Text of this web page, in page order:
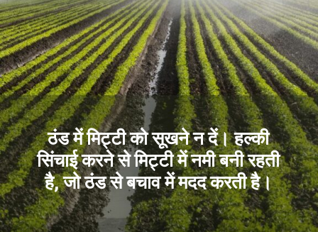
ठंड में मिट्टी को सूखने न दें। हल्की
सिंचाई करने से मिट्टी में नमी बनी रहती
है, जो ठंड से बचाव में मदद करती है।